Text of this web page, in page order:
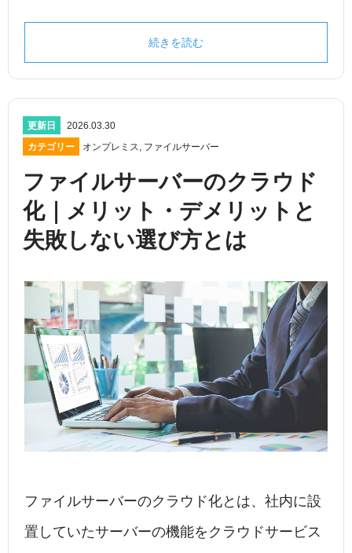
続きを読む
更新日
2026.03.30
カテゴリー
オンプレミス ファイルサーバー
ファイルサーバーのクラウド
化｜メリット・デメリットと
失敗しない選び方とは
ファイルサーバーのクラウド化とは、社内に設
置していたサーバーの機能をクラウドサービス